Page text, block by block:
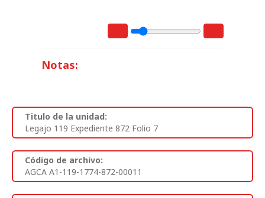
Notas:
Titulo de la unidad:
Legajo 119 Expediente 872 Folio 7
Código de archivo:
AGCA A1-119-1774-872-00011